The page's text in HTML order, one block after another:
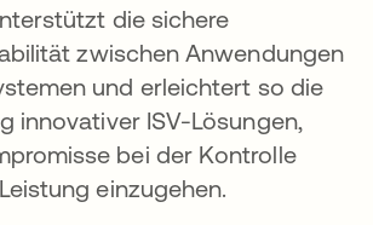
die sichere
zwischen Anwendungen
und erleichtert so die
innovativer ISV-Lösungen,
bei der Kontrolle
einzugehen.